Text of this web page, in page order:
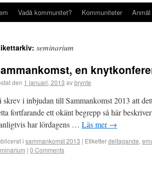
Vadå kommunitet? Kommuniteter
seminarium
en
den 1 januari, 2013 avbrynte
skrev i inbjudan till Sammankomst 2013 att
fortfarande ett okänt begrepp så här
har lördagens … Läs mer→
i sammankomst 2013 | Etiketterdeltagande,
| 0 Comments